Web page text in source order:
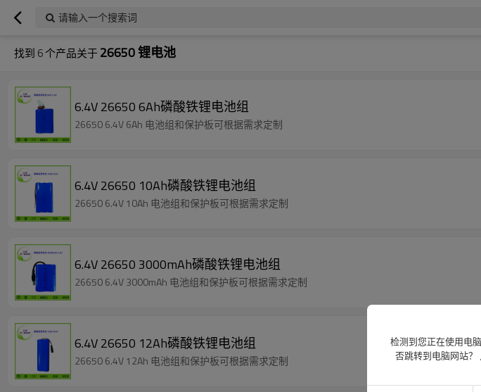
请输入一个搜索词
找到 6个产品关于26650 锂电池
6.4V 26650 6Ah磷酸铁锂电池组
26650 6.4V 6Ah 电池组和保护板可根据需求定制
6.4V 26650 10Ah磷酸铁锂电池组
26650 6.4V 10Ah 电池组和保护板可根据需求定制
6.4V 26650 3000mAh磷酸铁锂电池组
26650 6.4V 3000mAh 电池组和保护板可根据需求定制
6.4V 26650 12Ah磷酸铁锂电池组
26650 6.4V 12Ah 电池组和保护板可根据需求定制
检测到您正在使用电
否跳转到电脑网站？